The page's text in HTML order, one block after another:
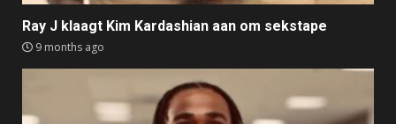
Ray J klaagt Kim Kardashian aan om sekstape
9 months ago